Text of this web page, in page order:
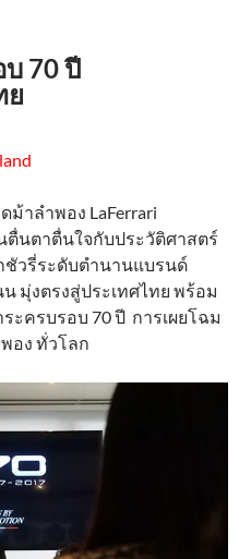
70 ปี
ย
าลำพอง LaFerrari
ตื่นตาตื่นใจกับประวัติศาสตร์
ชัวรี่ระดับตำนานแบรนด์
มุ่งตรงสู่ประเทศไทย พร้อม
ะครบรอบ 70 ปี การเผยโฉม
อง ทั่วโลก